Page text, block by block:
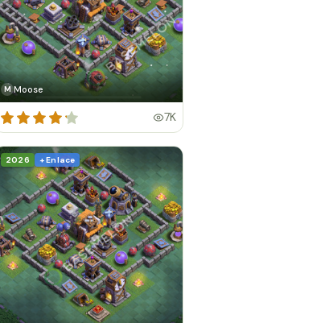
M Moose
7K
2026 + Enlace